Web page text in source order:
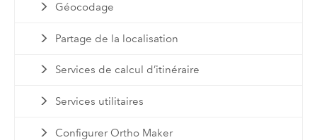
Géocodage
Partage de la localisation
Services de calcul d’itinéraire
Services utilitaires
Configurer Ortho Maker